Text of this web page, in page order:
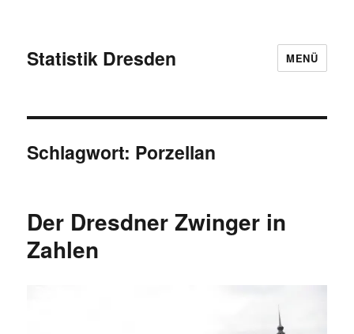
Statistik Dresden MENÜ
Schlagwort: Porzellan
Der Dresdner Zwinger in
Zahlen